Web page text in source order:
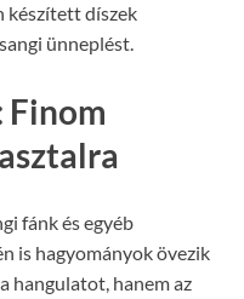
készített díszek
ünneplést.
Finom
fánk és egyéb
is hagyományok övezik
hangulatot, hanem az